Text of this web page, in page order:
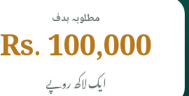
مطلوبہ ہدف
Rs. 100,000
ایک لاکھ روپے